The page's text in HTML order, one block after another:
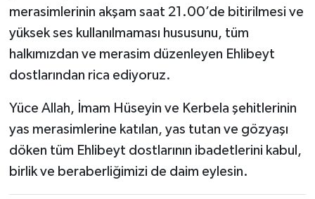
merasimlerinin akşam saat 21.00’de bitirilmesi ve
yüksek ses kullanılmaması hususunu, tüm
halkımızdan ve merasim düzenleyen Ehlibeyt
dostlarından rica ediyoruz.
Yüce Allah, İmam Hüseyin ve Kerbela şehitlerinin
yas merasimlerine katılan, yas tutan ve gözyaşı
döken tüm Ehlibeyt dostlarının ibadetlerini kabul,
birlik ve beraberliğimizi de daim eylesin.